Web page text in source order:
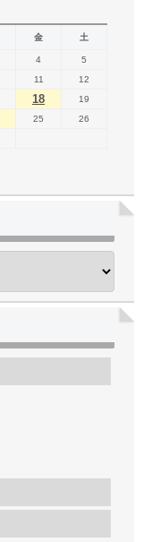
金 土
4
5
11
12
18
19
25
26